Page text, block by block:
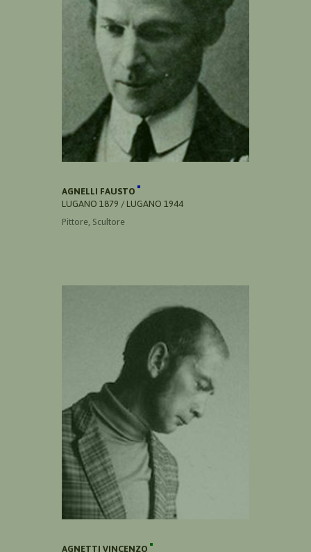
AGNELLI FAUSTO
LUGANO 1879 / LUGANO 1944
Pittore, Scultore
AGNETTI VINCENZO